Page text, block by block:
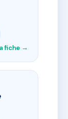
fiche →